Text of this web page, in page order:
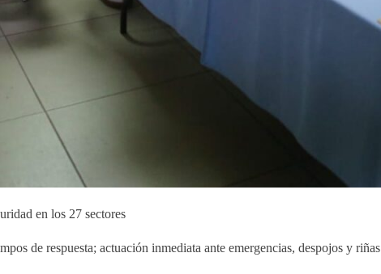
en los 27 sectores
de respuesta; actuación inmediata ante emergencias, despojos y riñas